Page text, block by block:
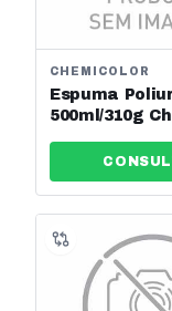
CHEMICOLOR
Espuma
500ml/310g